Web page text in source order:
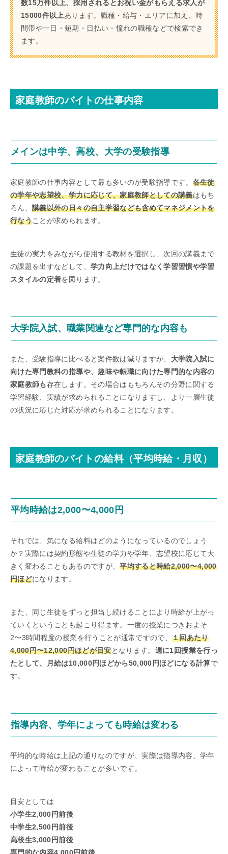
数15万件以上、採用されるとお祝い金がもらえる求人が
15000件以上あります。職種・給与・エリアに加え、時
間帯や一日・短期・日払い・憧れの職種などで検索でき
ます。
家庭教師のバイトの仕事内容
メインは中学、高校、大学の受験指導
家庭教師の仕事内容として最も多いのが受験指導です。 各生徒
の学年や志望校、学力に応じて、家庭教師としての講義はもち
ろん、講義以外の日々の自主学習なども含めてマネジメントを
行なうことが求められます。
生徒の実力をみながら使用する教材を選択し、次回の講義まで
の課題を出すなどして、 学力向上だけではなく学習習慣や学習
スタイルの定着を図ります。
大学院入試、職業関連など専門的な内容も
また、受験指導に比べると案件数は減りますが、 大学院入試に
向けた専門教科の指導や、趣味や転職に向けた専門的な内容の
家庭教師も存在します。その場合はもちろんその分野に関する
学習経験、実績が求められることになりますし、より一層生徒
の状況に応じた対応が求められることになります。
家庭教師のバイトの給料（平均時給・月収）
平均時給は2,000〜4,000円
それでは、気になる給料はどのようになっているのでしょう
か？実際には契約形態や生徒の学力や学年、志望校に応じて大
きく変わることもあるのですが、平均すると時給2,000〜4,000
円ほどになります。
また、同じ生徒をずっと担当し続けることにより時給が上がっ
ていくということも起こり得ます。一度の授業につきおよそ
2〜3時間程度の授業を行うことが通常ですので、１回あたり
4,000円〜12,000円ほどが目安となります。 週に1回授業を行っ
たとして、月給は10,000円ほどから50,000円ほどになる計算で
す。
指導内容、学年によっても時給は変わる
平均的な時給は上記の通りなのですが、実際は指導内容、学年
によって時給が変わることが多いです。
目安としては
小学生2,000円前後
中学生2,500円前後
高校生3,000円前後